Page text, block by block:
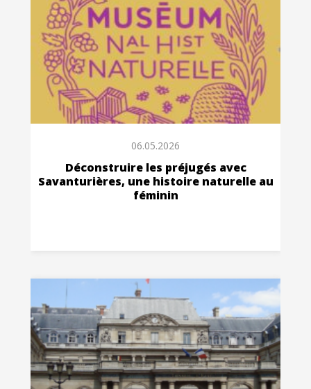
06.05.2026
Déconstruire les préjugés avec
Savanturières, une histoire naturelle au
féminin